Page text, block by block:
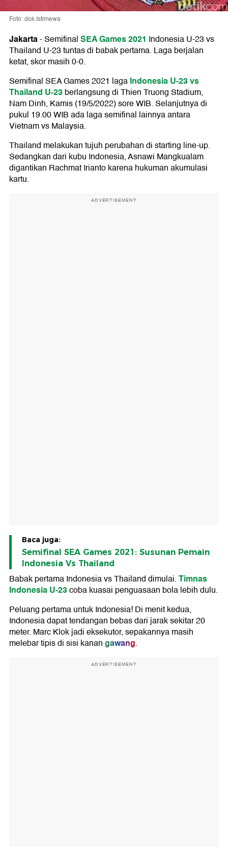
Foto: dok.Istimewa
Jakarta-SemifinalSEA Games 2021 Indonesia U-23 vs
Thailand U-23 tuntas di babak pertama. Laga berjalan
ketat, skor masih 0-0.
Semifinal SEA Games 2021 lagaIndonesia U-23 vs
Thailand U-23berlangsung di Thien Truong Stadium,
Nam Dinh, Kamis (19/5/2022) sore WIB. Selanjutnya di
pukul 19.00 WIB ada laga semifinal lainnya antara
Vietnam vs Malaysia.
Thailand melakukan tujuh perubahan di starting line-up.
Sedangkan dari kubu Indonesia, Asnawi Mangkualam
digantikan Rachmat Irianto karena hukuman akumulasi
kartu.
ADVERTISEMENT
Baca juga:
Semifinal SEA Games 2021: Susunan Pemain
Indonesia Vs Thailand
Babak pertama Indonesia vs Thailand dimulai.Timnas
Indonesia U-23coba kuasai penguasaan bola lebih dulu.
Peluang pertama untuk Indonesia! Di menit kedua,
Indonesia dapat tendangan bebas dari jarak sekitar 20
meter. Marc Klok jadi eksekutor, sepakannya masih
melebar tipis di sisi kanangawang.
ADVERTISEMENT